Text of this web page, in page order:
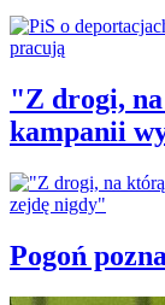
"Z drogi, na
kampanii
Pogoń